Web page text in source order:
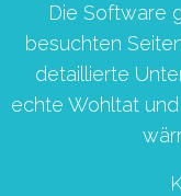
Die Software
besuchten
detaillierte
echte Wohltat